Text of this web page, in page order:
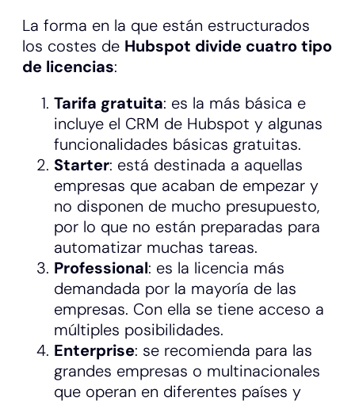
La forma en la que están estructurados
los costes de Hubspot divide cuatro tipo
de licencias:
Tarifa gratuita: es la más básica e
incluye el CRM de Hubspot y algunas
funcionalidades básicas gratuitas.
Starter: está destinada a aquellas
empresas que acaban de empezar y
no disponen de mucho presupuesto,
por lo que no están preparadas para
automatizar muchas tareas.
Professional: es la licencia más
demandada por la mayoría de las
empresas. Con ella se tiene acceso a
múltiples posibilidades.
Enterprise: se recomienda para las
grandes empresas o multinacionales
que operan en diferentes países y